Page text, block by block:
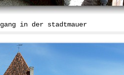
gang in der stadtmauer